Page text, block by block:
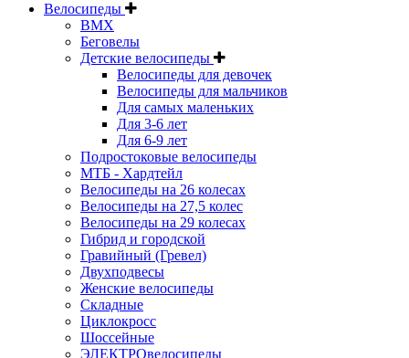
Велосипеды
BMX
Беговелы
Детские велосипеды
Велосипеды для девочек
Велосипеды для мальчиков
Для самых маленьких
Для 3-6 лет
Для 6-9 лет
Подростоковые велосипеды
МТБ - Хардтейл
Велосипеды на 26 колесах
Велосипеды на 27,5 колес
Велосипеды на 29 колесах
Гибрид и городской
Гравийный (Гревел)
Двухподвесы
Женские велосипеды
Складные
Циклокросс
Шоссейные
ЭЛЕКТРОвелосипеды